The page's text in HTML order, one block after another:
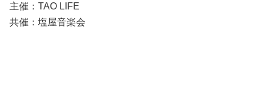
主催：TAO LIFE
共催：塩屋音楽会